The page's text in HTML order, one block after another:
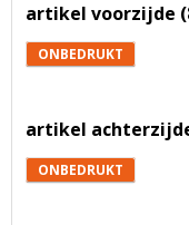
artikel voorzijde
ONBEDRUKT
artikel
ONBEDRUKT